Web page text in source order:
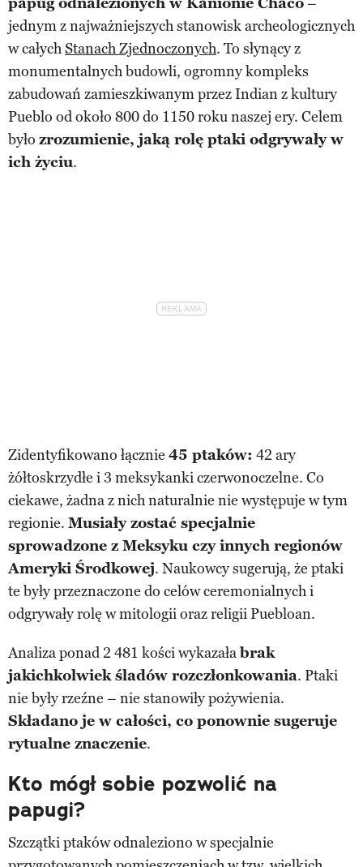
jednym z najważniejszych stanowisk archeologicznych
w całychStanach Zjednoczonych. To słynący z
monumentalnych budowli, ogromny kompleks
zabudowań zamieszkiwanym przez Indian z kultury
Pueblo od około 800 do 1150 roku naszej ery. Celem
było zrozumienie, jaką rolę ptaki odgrywały w
ich życiu.
Zidentyfikowano łącznie 45 ptaków: 42 ary
żółtoskrzydłe i 3 meksykanki czerwonoczelne. Co
ciekawe, żadna z nich naturalnie nie występuje w tym
regionie. Musiały zostać specjalnie
sprowadzone z Meksyku czy innych regionów
Ameryki Środkowej. Naukowcy sugerują, że ptaki
te były przeznaczone do celów ceremonialnych i
odgrywały rolę w mitologii oraz religii Puebloan.
Analiza ponad 2 481 kości wykazałabrak
jakichkolwiek śladów rozczłonkowania. Ptaki
nie były rzeźne – nie stanowiły pożywienia.
Składano je w całości, co ponownie sugeruje
rytualne znaczenie.
Kto mógł sobie pozwolić na
papugi?
Szczątki ptaków odnaleziono w specjalnie